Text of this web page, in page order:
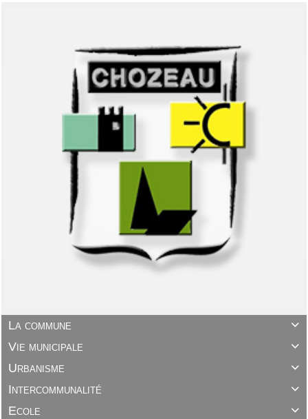

La commune

Vie municipale

Urbanisme

Intercommunalité

Ecole